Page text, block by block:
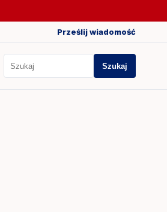
Prześlij wiadomość
Szukaj
Szukaj